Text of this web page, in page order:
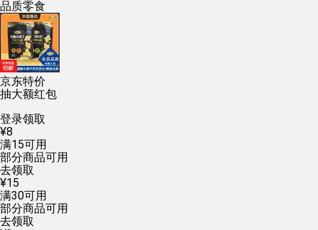
品质零食
京东特价
抽大额红包
登录领取
¥8
满15可用
部分商品可用
去领取
¥15
满30可用
部分商品可用
去领取